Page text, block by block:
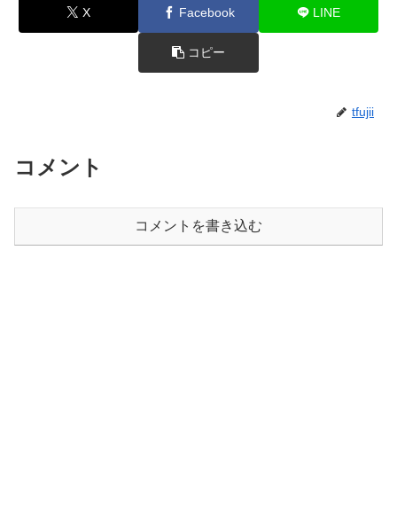
X Facebook LINE
コピー
tfujii
コメント
コメントを書き込む